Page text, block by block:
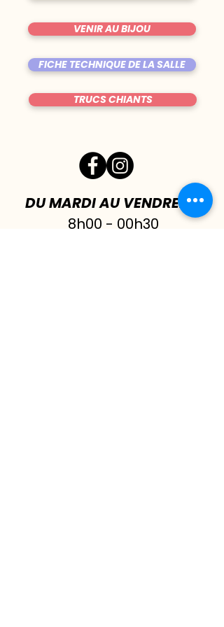
VENIR AU BIJOU
FICHE TECHNIQUE DE LA SALLE
TRUCS CHIANTS
DU MARDI AU VENDREDI|
8h00 - 00h30